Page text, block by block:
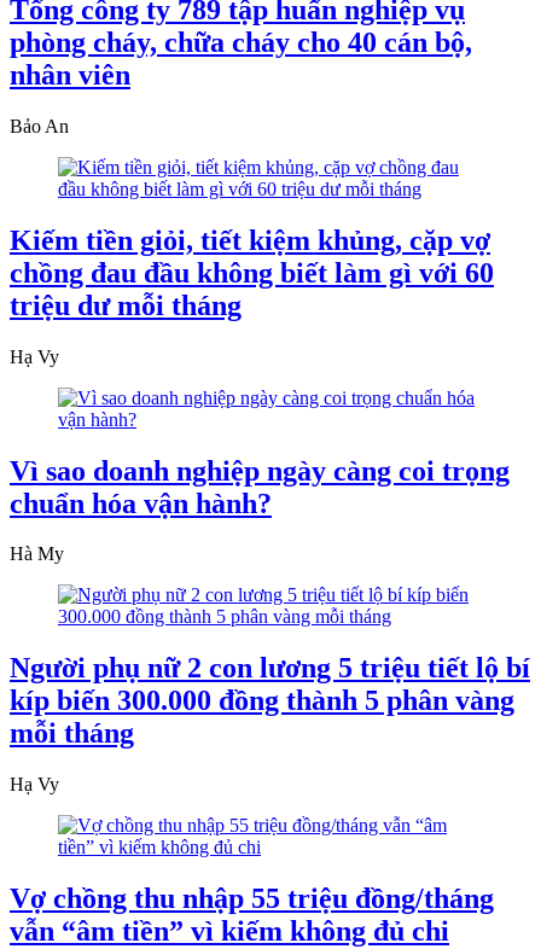
Tổng công ty 789 tập huấn nghiệp vụ
phòng cháy, chữa cháy cho 40 cán bộ,
nhân viên
Bảo An
Kiếm tiền giỏi, tiết kiệm khủng, cặp vợ
chồng đau đầu không biết làm gì với 60
triệu dư mỗi tháng
Hạ Vy
Vì sao doanh nghiệp ngày càng coi trọng
chuẩn hóa vận hành?
Hà My
Người phụ nữ 2 con lương 5 triệu tiết lộ bí
kíp biến 300.000 đồng thành 5 phân vàng
mỗi tháng
Hạ Vy
Vợ chồng thu nhập 55 triệu đồng/tháng
vẫn “âm tiền” vì kiếm không đủ chi